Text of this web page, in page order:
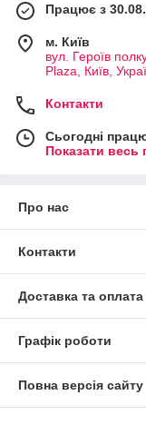
Працює з
м. Київ
вул. Героїв
Plaza, Київ,
Контакти
Сьогодні
Показати весь
Про нас
Контакти
Доставка та оплата
Графік роботи
Повна версія сайту